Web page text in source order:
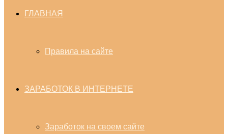
ГЛАВНАЯ
Правила на сайте
ЗАРАБОТОК В ИНТЕРНЕТЕ
Заработок на своем сайте